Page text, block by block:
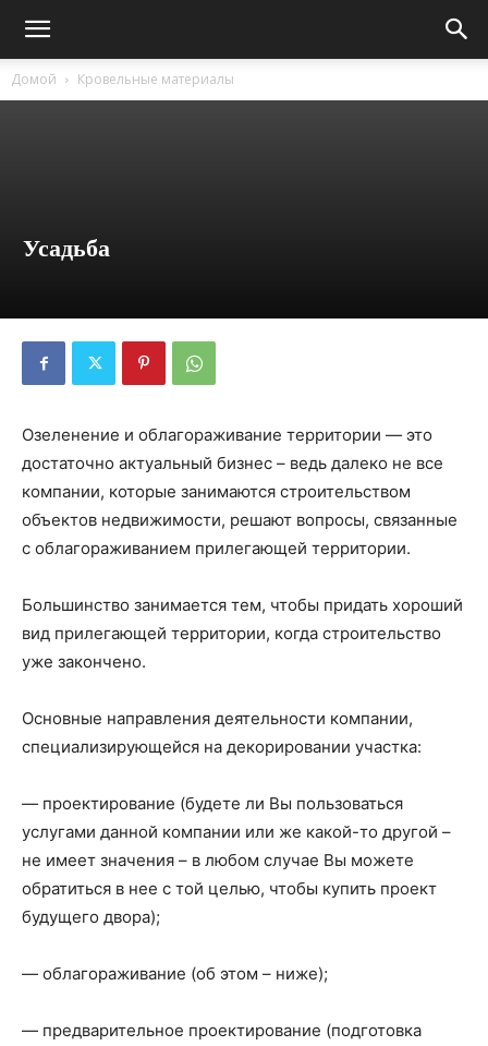
Домой Кровельные материалы
Усадьба
Озеленение и облагораживание территории — это
достаточно актуальный бизнес – ведь далеко не все
компании, которые занимаются строительством
объектов недвижимости, решают вопросы, связанные
с облагораживанием прилегающей территории.
Большинство занимается тем, чтобы придать хороший
вид прилегающей территории, когда строительство
уже закончено.
Основные направления деятельности компании,
специализирующейся на декорировании участка:
— проектирование (будете ли Вы пользоваться
услугами данной компании или же какой-то другой –
не имеет значения – в любом случае Вы можете
обратиться в нее с той целью, чтобы купить проект
будущего двора);
— облагораживание (об этом – ниже);
— предварительное проектирование (подготовка